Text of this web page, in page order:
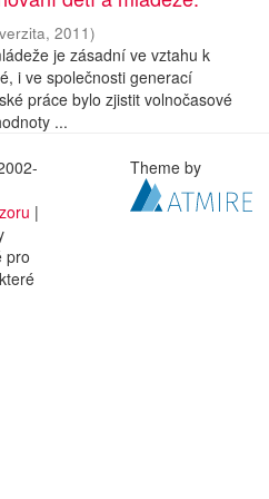
, 2011)
je zásadní ve vztahu k
i ve společnosti generací
práce bylo zjistit volnočasové
...
|
pro
Theme by